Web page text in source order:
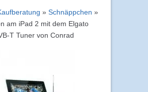
» Schnäppchen »
am iPad 2 mit dem Elgato
T Tuner von Conrad